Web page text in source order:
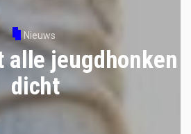
Nieuws
alle jeugdhonken
dicht